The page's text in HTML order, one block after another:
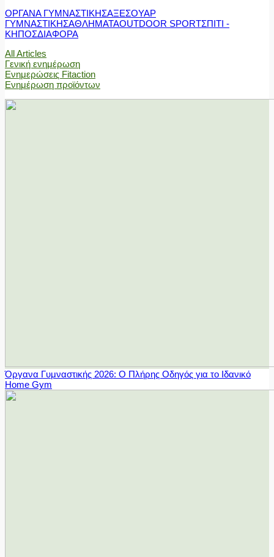
ΟΡΓΑΝΑ ΓΥΜΝΑΣΤΙΚΗΣΑΞΕΣΟΥΑΡ
ΓΥΜΝΑΣΤΙΚΗΣΑΘΛΗΜΑΤΑOUTDOOR SPORTΣΠΙΤΙ -
ΚΗΠΟΣΔΙΑΦΟΡΑ
All Articles
Γενική ενημέρωση
Ενημερώσεις Fitaction
Ενημέρωση προϊόντων
Όργανα Γυμναστικής 2026: Ο Πλήρης Οδηγός για το Ιδανικό
Home Gym